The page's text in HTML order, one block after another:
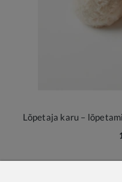
Lõpetaja karu –